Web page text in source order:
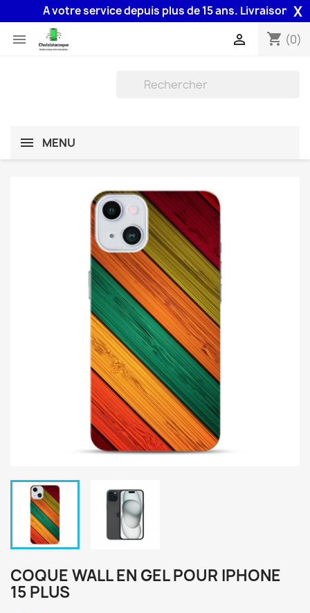
A votre service depuis plus de 15 ans. Livraison 48HX
 shopping_cart (0)

MENU
COQUE WALL EN GEL POUR IPHONE
15 PLUS